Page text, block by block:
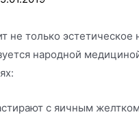
не только
народной
с яичным